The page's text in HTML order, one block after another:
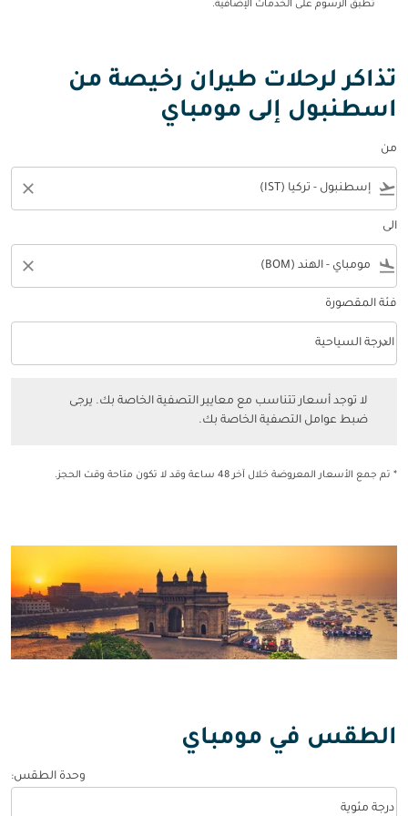
تطبق الرسوم على الخدمات الإضافية.
تذاكر لرحلات طيران رخيصة من
اسطنبول إلى مومباي
من
flight_takeoff
close
الى
flight_land
close
فئة المقصورة
فئة المقصورة option الدرجة السياحية Selected
الدرجة السياحية
keyboard_arrow_down
لا توجد أسعار تتناسب مع معايير التصفية الخاصة بك. يرجى
ضبط عوامل التصفية الخاصة بك.
* تم جمع الأسعار المعروضة خلال آخر 48 ساعة وقد لا تكون متاحة وقت الحجز.
الطقس في مومباي
وحدة الطقس:
درجة مئوية